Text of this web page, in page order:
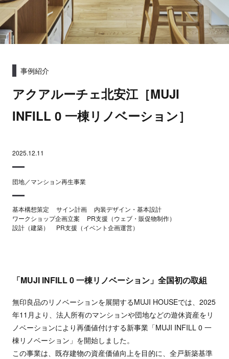
事例紹介
アクアルーチェ北安江［MUJI
INFILL 0 一棟リノベーション］
2025.12.11
団地／マンション再生事業
基本構想策定 サイン計画
内装デザイン・基本設計
ワークショップ企画立案
PR支援（ウェブ・販促物制作）
設計（建築）
PR支援（イベント企画運営）
「MUJI INFILL 0 一棟リノベーション」全国初の取組
無印良品のリノベーションを展開するMUJI HOUSEでは、2025
年11月より、法人所有のマンションや団地などの遊休資産をリ
ノベーションにより再価値付けする新事業「MUJI INFILL 0 一
棟リノベーション」を開始しました。
この事業は、既存建物の資産価値向上を目的に、全戸新築基準